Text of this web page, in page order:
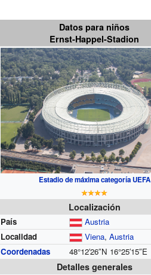
Datos para niños
Ernst-Happel-Stadion
Estadio de máxima categoría UEFA
Localización
País
Austria
Localidad
Viena,Austria
Coordenadas
48°12′26″N 16°25′15″E
Detalles generales